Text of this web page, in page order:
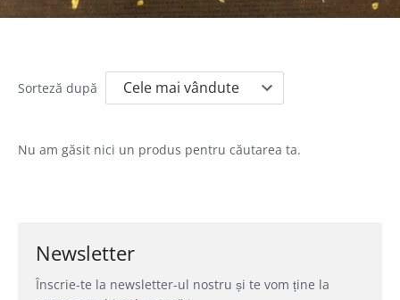
Sorteză după
Nu am găsit nici un produs pentru căutarea ta.
Newsletter
Înscrie-te la newsletter-ul nostru și te vom ține la